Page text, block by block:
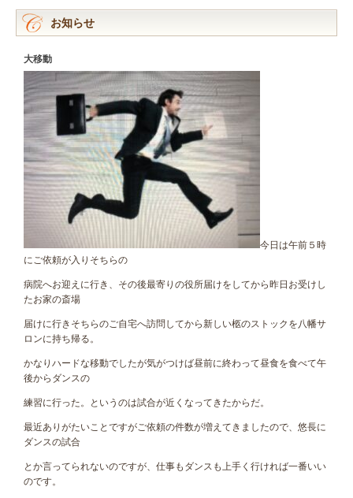
お知らせ
大移動
今日は午前５時
にご依頼が入りそちらの
病院へお迎えに行き、その後最寄りの役所届けをしてから昨日お受けし
たお家の斎場
届けに行きそちらのご自宅へ訪問してから新しい柩のストックを八幡サ
ロンに持ち帰る。
かなりハードな移動でしたが気がつけば昼前に終わって昼食を食べて午
後からダンスの
練習に行った。というのは試合が近くなってきたからだ。
最近ありがたいことですがご依頼の件数が増えてきましたので、悠長に
ダンスの試合
とか言ってられないのですが、仕事もダンスも上手く行ければ一番いい
のです。